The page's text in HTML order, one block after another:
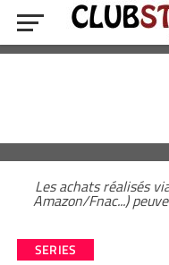
Les achats réalisés
Amazon/Fnac...)
SERIES